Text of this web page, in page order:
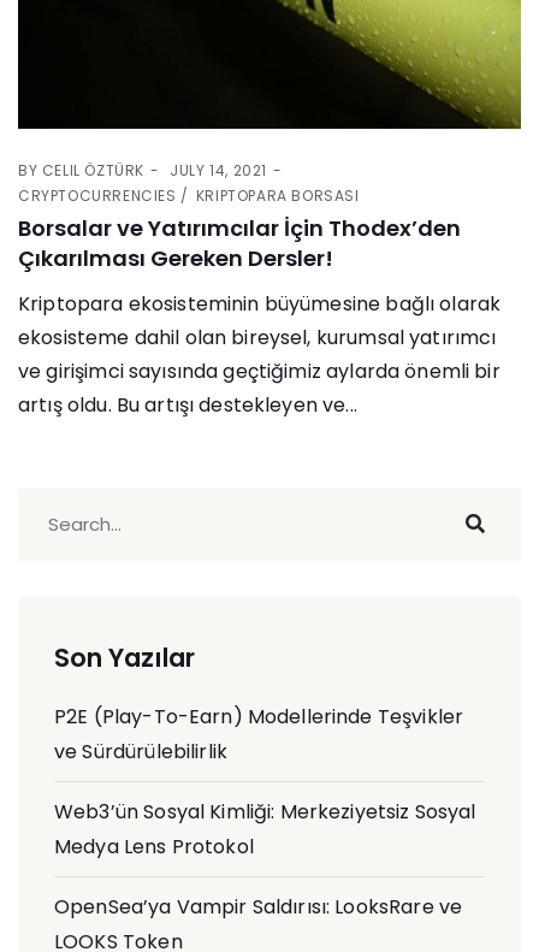
BY CELIL ÖZTÜRK
JULY 14, 2021
CRYPTOCURRENCIES
KRIPTOPARA BORSASI
Borsalar ve Yatırımcılar İçin Thodex’den
Çıkarılması Gereken Dersler!
Kriptopara ekosisteminin büyümesine bağlı olarak
ekosisteme dahil olan bireysel, kurumsal yatırımcı
ve girişimci sayısında geçtiğimiz aylarda önemli bir
artış oldu. Bu artışı destekleyen ve...
Son Yazılar
P2E (Play-To-Earn) Modellerinde Teşvikler
ve Sürdürülebilirlik
Web3’ün Sosyal Kimliği: Merkeziyetsiz Sosyal
Medya Lens Protokol
OpenSea’ya Vampir Saldırısı: LooksRare ve
LOOKS Token